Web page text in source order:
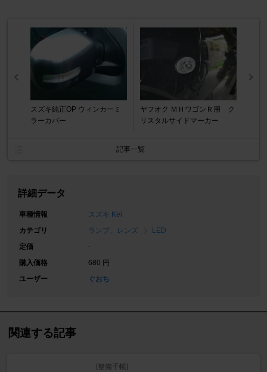
スズキ純正OP ウィンカーミ
ラーカバー
ヤフオク ＭＨワゴンＲ用 ク
リスタルサイドマーカー
記事一覧
詳細データ
車種情報
スズキ Kei
カテゴリ
ランプ、レンズ
LED
定価
-
購入価格
680 円
ユーザー
ぐおち
関連する記事
[整備手帳]